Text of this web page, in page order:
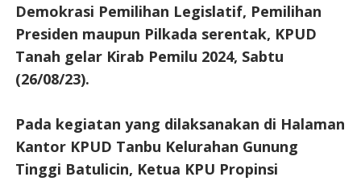
Demokrasi Pemilihan Legislatif, Pemilihan
Presiden maupun Pilkada serentak, KPUD
Tanah gelar Kirab Pemilu 2024, Sabtu
(26/08/23).
Pada kegiatan yang dilaksanakan di Halaman
Kantor KPUD Tanbu Kelurahan Gunung
Tinggi Batulicin, Ketua KPU Propinsi